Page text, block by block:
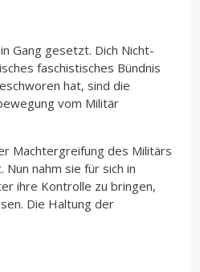
Gang gesetzt. Dich Nicht-
faschistisches Bündnis
hat, sind die
vom Militär
Machtergreifung des Militärs
nahm sie für sich in
ihre Kontrolle zu bringen,
Die Haltung der